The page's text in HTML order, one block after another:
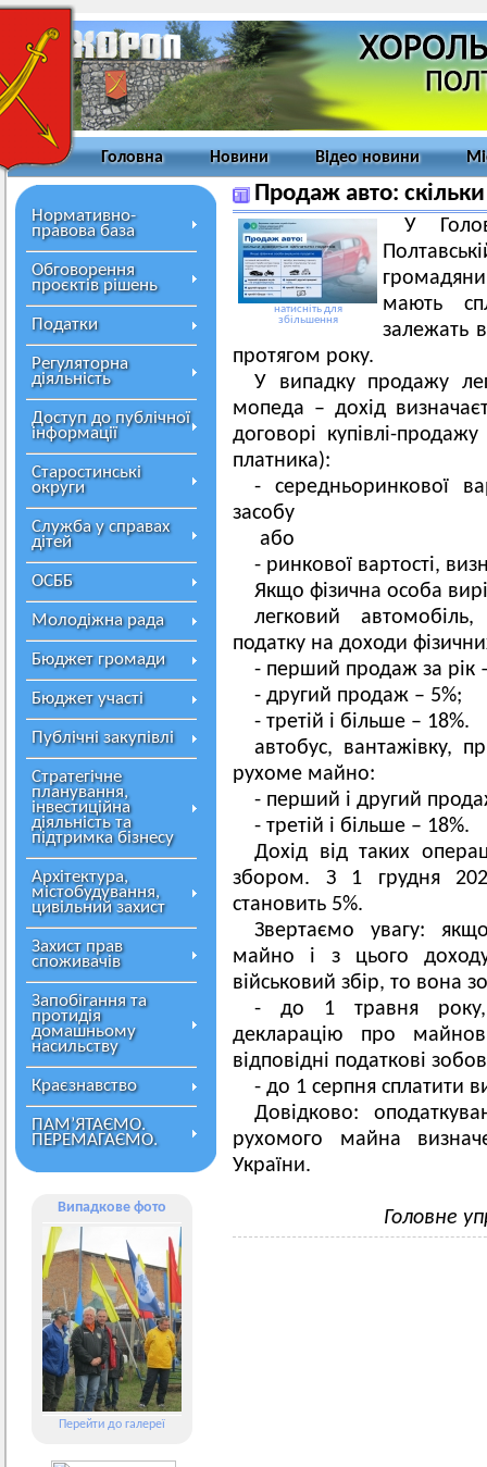
Головна Новини Відео новини
Нормативно-
правова база
Обговорення
проєктів рішень
Податки
Регуляторна
діяльність
Доступ до публічної
інформації
Старостинські
округи
Служба у справах
дітей
ОСББ
Молодіжна рада
Бюджет громади
Бюджет участі
Публічні закупівлі
Стратегічне
планування,
інвестиційна
діяльність та
підтримка бізнесу
Архітектура,
містобудування,
цивільний захист
Захист прав
споживачів
Запобігання та
протидія
домашньому
насильству
Краєзнавство
ПАМ’ЯТАЄМО.
ПЕРЕМАГАЄМО.
Випадкове фото
Перейти до галереї
Продаж авто:
натисніть для
збільшення
У
мають
залежать
протягом року.
У випадку продажу
мопеда – дохід
договорі купівлі-
платника):
- середньоринкової
засобу
або
- ринкової вартості,
Якщо фізична особа
легковий
податку на доходи
- перший продаж за рік
- другий продаж – 5%;
- третій і більше – 18%.
автобус, вантажівку,
рухоме майно:
- перший і другий
- третій і більше – 18%.
Дохід від таких
збором. З 1 грудня
становить 5%.
Звертаємо увагу:
майно і з цього
військовий збір, то вона
- до 1 травня року,
декларацію про
відповідні податкові
- до 1 серпня сплатити
Довідково:
рухомого майна
України.
Головне